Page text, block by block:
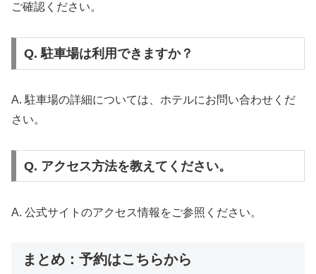
ご確認ください。
Q. 駐車場は利用できますか？
A. 駐車場の詳細については、ホテルにお問い合わせくだ
さい。
Q. アクセス方法を教えてください。
A. 公式サイトのアクセス情報をご参照ください。
まとめ：予約はこちらから